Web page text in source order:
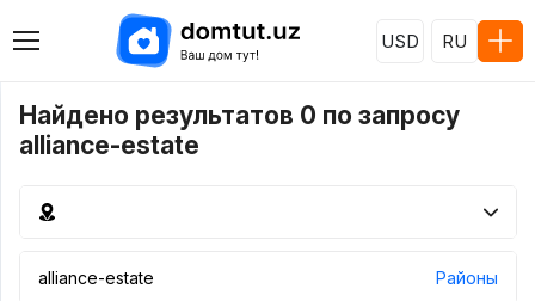
USD RU
Найдено результатов 0 по запросу
alliance-estate
Районы